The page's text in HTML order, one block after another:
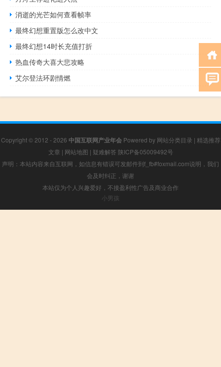
消逝的光芒如何查看帧率
最终幻想重置版怎么改中文
最终幻想14时长充值打折
热血传奇大喜大悲攻略
艾尔登法环剧情燃
Copyright © 2012 - 2026 中国互联网产业年会Powered by 网站分类目录 | 精选推荐
文章 | 网站地图 | 疑难解答 陕ICP备05009492号
声明：本站内容来自互联网，如信息有错误可发邮件到f_fb#foxmail.com说明，我们
会及时纠正，谢谢
本站仅为个人兴趣爱好，不接盈利性广告及商业合作
小男孩